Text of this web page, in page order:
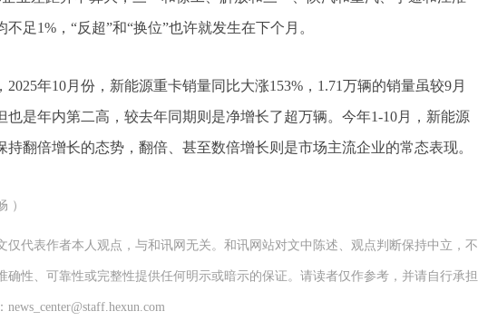
不足1%，“反超”和“换位”也许就发生在下个月。
2025年10月份，新能源重卡销量同比大涨153%，1.71万辆的销量虽较9月
也是年内第二高，较去年同期则是净增长了超万辆。今年1-10月，新能源
持翻倍增长的态势，翻倍、甚至数倍增长则是市场主流企业的常态表现。
）
仅代表作者本人观点，与和讯网无关。和讯网站对文中陈述、观点判断保持中立，不
确性、可靠性或完整性提供任何明示或暗示的保证。请读者仅作参考，并请自行承担